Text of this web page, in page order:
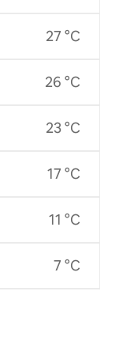
27 °C
26 °C
23 °C
17 °C
11 °C
7 °C